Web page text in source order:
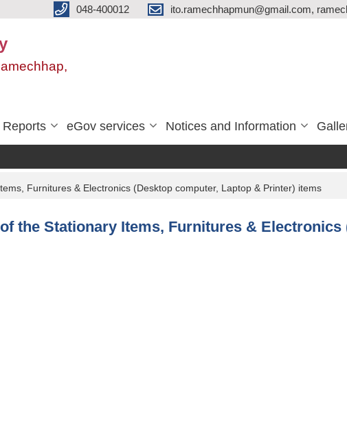
048-400012 ito.ramechhapmun@gmail.com,
Reports eGov services Notices and Information
Furnitures & Electronics (Desktop computer, Laptop & Printer) items
the Stationary Items, Furnitures &